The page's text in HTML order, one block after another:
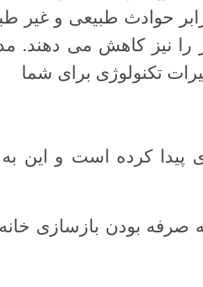
حوادث طبیعی و غیر
نیز کاهش می دهند.
تکنولوژی برای شما
پیدا کرده است و این
صرفه بودن بازسازی